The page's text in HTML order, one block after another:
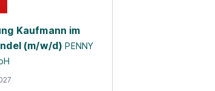
Kaufmann im
(m/w/d) PENNY